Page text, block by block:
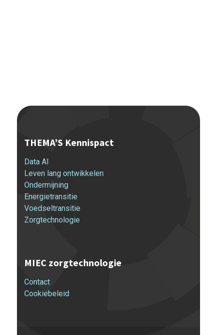
THEMA’S Kennispact
Data AI
Leven lang ontwikkelen
Ondermijning
Energietransitie
Voedseltransitie
Zorgtechnologie
MIEC zorgtechnologie
Contact
Cookiebeleid